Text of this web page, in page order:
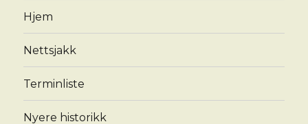
Hjem
Nettsjakk
Terminliste
Nyere historikk